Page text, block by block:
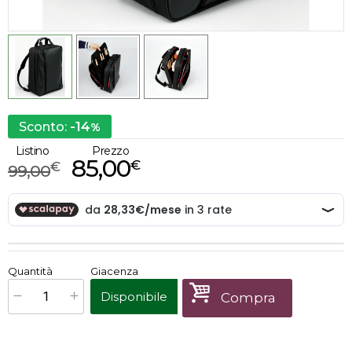
Sconto: -14%
Listino
€
99,00
Prezzo
€
85,00
x1 Prezzo finale:€85,00
Quantità Giacenza
Disponibile Compra